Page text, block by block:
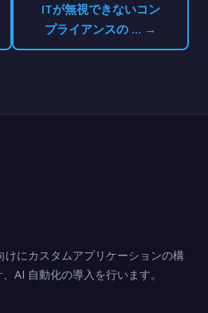
ITが無視できないコン
プライアンスの … →
にカスタムアプリケーションの構
AI 自動化の導入を行います。